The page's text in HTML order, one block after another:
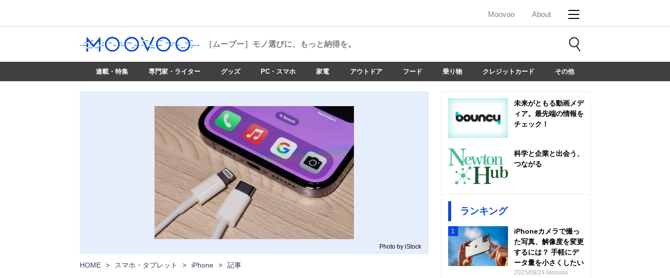
Moovoo About
［ムーブー］ モノ選びに、もっと納得を。
連載・特集 専門家・ライター グッズ PC・スマホ 家電 アウトドア フード 乗り物 クレジットカード その他
Photo by iStock
HOME > スマホ・タブレット > iPhone > 記事
未来がともる動画メデ
ィア。最先端の情報を
チェック！
科学と企業と出会う、
つながる
ランキング
1
iPhoneカメラで撮っ
た写真、解像度を変更
するには？ 手軽にデ
ータ量を小さくしたい
2025/09/24 Moovoo